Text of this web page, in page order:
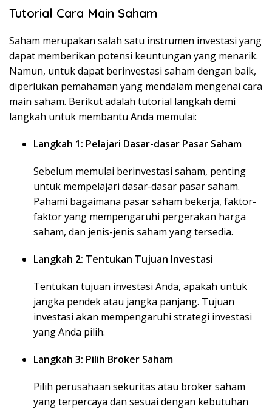
Tutorial Cara Main Saham
Saham merupakan salah satu instrumen investasi yang
dapat memberikan potensi keuntungan yang menarik.
Namun, untuk dapat berinvestasi saham dengan baik,
diperlukan pemahaman yang mendalam mengenai cara
main saham. Berikut adalah tutorial langkah demi
langkah untuk membantu Anda memulai:
Langkah 1: Pelajari Dasar-dasar Pasar Saham
Sebelum memulai berinvestasi saham, penting
untuk mempelajari dasar-dasar pasar saham.
Pahami bagaimana pasar saham bekerja, faktor-
faktor yang mempengaruhi pergerakan harga
saham, dan jenis-jenis saham yang tersedia.
Langkah 2: Tentukan Tujuan Investasi
Tentukan tujuan investasi Anda, apakah untuk
jangka pendek atau jangka panjang. Tujuan
investasi akan mempengaruhi strategi investasi
yang Anda pilih.
Langkah 3: Pilih Broker Saham
Pilih perusahaan sekuritas atau broker saham
yang terpercaya dan sesuai dengan kebutuhan